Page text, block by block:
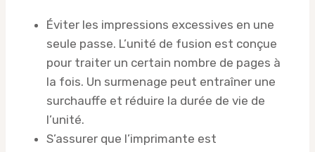
Éviter les impressions excessives en une
seule passe. L’unité de fusion est conçue
pour traiter un certain nombre de pages à
la fois. Un surmenage peut entraîner une
surchauffe et réduire la durée de vie de
l’unité.
S’assurer que l’imprimante est